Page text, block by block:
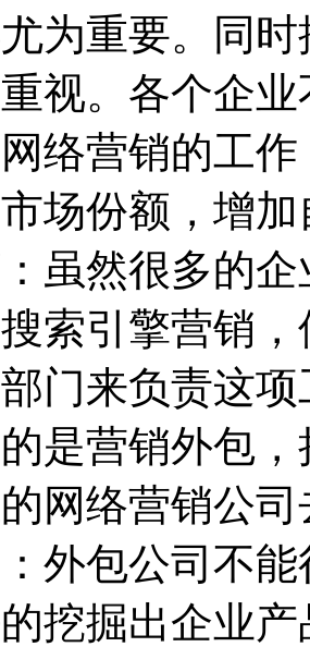
为重要。同
视。各个企
络营销的工
场份额，增
虽然很多的
索引擎营销
门来负责这
是营销外包
网络营销公
外包公司不
挖掘出企业